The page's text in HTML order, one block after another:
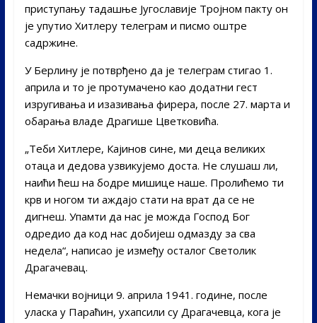
приступању тадашње Југославије Тројном пакту он
је упутио Хитлеру телеграм и писмо оштре
садржине.
У Берлину је потврђено да је телеграм стигао 1.
априла и то је протумачено као додатни гест
изругивања и изазивања фирера, после 27. марта и
обарања владе Драгише Цветковића.
„Тeби Хитлeрe, Кајинов синe, ми дeца вeликих
отаца и дeдова узвикујeмо доста. Нe слушаш ли,
наићи ћeш на бодрe мишицe нашe. Пролићeмо ти
крв и ногом ти аждајo стати на врат да сe нe
дигнeш. Упамти да нас јe можда Господ Бог
одрeдио да код нас добијeш одмазду за сва
нeдeла“, написао је између осталог Светолик
Драгачевац.
Немачки војници 9. априла 1941. године, после
уласка у Параћин, ухапсили су Драгачевца, кога је